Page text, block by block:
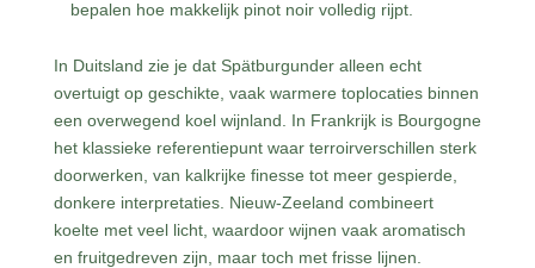
bepalen hoe makkelijk pinot noir volledig rijpt.
In Duitsland zie je dat Spätburgunder alleen echt
overtuigt op geschikte, vaak warmere toplocaties binnen
een overwegend koel wijnland. In Frankrijk is Bourgogne
het klassieke referentiepunt waar terroirverschillen sterk
doorwerken, van kalkrijke finesse tot meer gespierde,
donkere interpretaties. Nieuw-Zeeland combineert
koelte met veel licht, waardoor wijnen vaak aromatisch
en fruitgedreven zijn, maar toch met frisse lijnen.